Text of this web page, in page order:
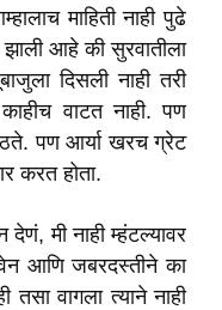
माहिती नाही पुढे
आहे की सुरवातीला
दिसली नाही तरी
वाटत नाही. पण
पण आर्या खरच ग्रेट
करत होता.
मी नाही म्हंटल्यावर
आणि जबरदस्तीने का
तसा वागला त्याने नाही